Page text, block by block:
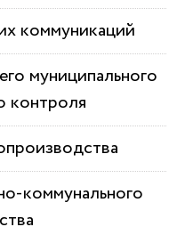
коммуникаций
муниципального
контроля
коммунального